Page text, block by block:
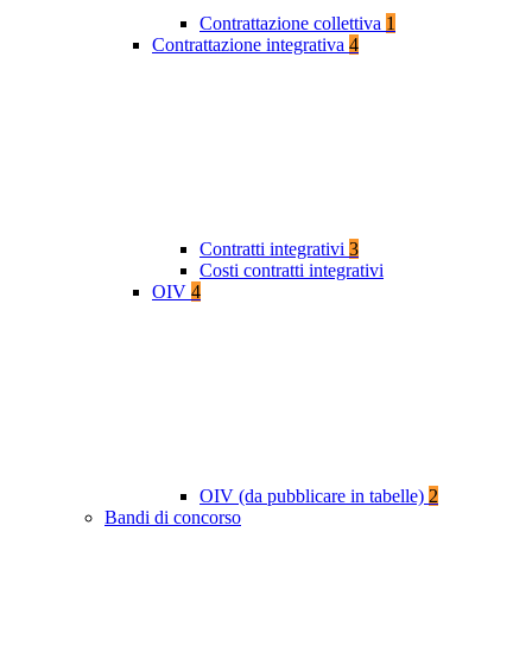
Contrattazione collettiva 1
Contrattazione integrativa 4
Contratti integrativi 3
Costi contratti integrativi
OIV 4
OIV (da pubblicare in tabelle) 2
Bandi di concorso